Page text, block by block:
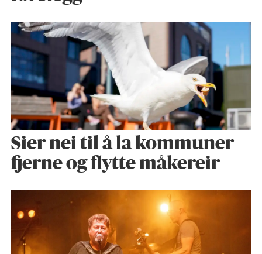
Sier nei til å la kommuner
fjerne og flytte måkereir